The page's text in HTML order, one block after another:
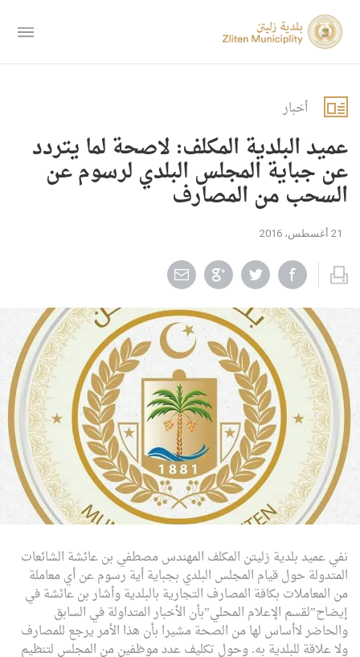
أخبار
عميد البلدية المكلف: لاصحة لما يتردد
عن جباية المجلس البلدي لرسوم عن
السحب من المصارف
21 أغسطس، 2016
نفي عميد بلدية زليتن المكلف المهندس مصطفي بن عائشة الشائعات
المتدولة حول قيام المجلس البلدي بجباية أية رسوم عن أي معاملة
من المعاملات بكافة المصارف التجارية بالبلديةوأشار بن عائشة في
إيضاح”لقسم الإعلام المحلي”بأن الأخبار المتداولة في السابق
والحاضر لاأساس لها من الصحة مشيرا بأن هذا الأمر يرجع للمصارف
ولا علاقة للبلدية به.وحول تكليف عدد موظفين من المجلس لتنظيم